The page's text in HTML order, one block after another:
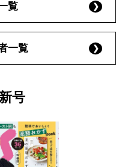
覧
一覧
号